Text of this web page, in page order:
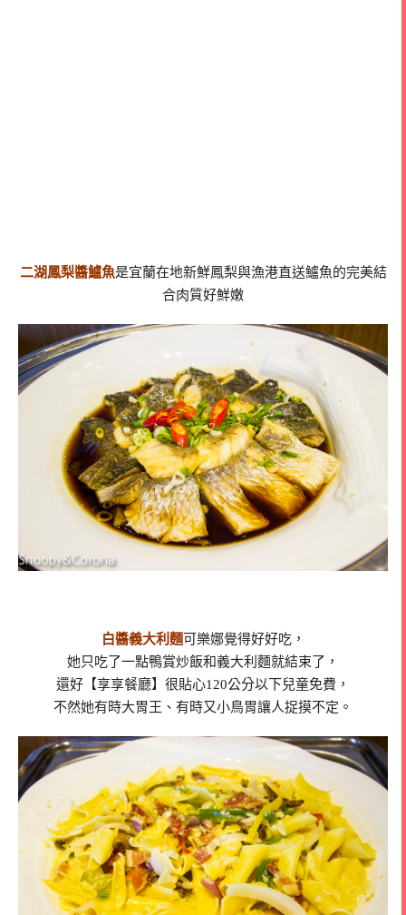
二湖鳳梨醬鱸魚是宜蘭在地新鮮鳳梨與漁港直送鱸魚的完美結
合肉質好鮮嫩
白醬義大利麵可樂娜覺得好好吃，
她只吃了一點鴨賞炒飯和義大利麵就結束了，
還好【享享餐廳】很貼心120公分以下兒童免費，
不然她有時大胃王、有時又小鳥胃讓人捉摸不定。